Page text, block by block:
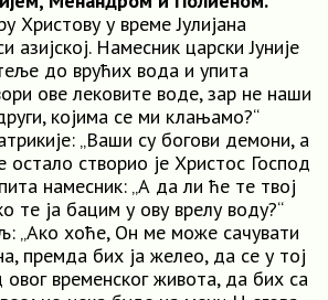
Христову у време Јулијана
азијској. Намесник царски Јуније
до врућих вода и упита
ове лековите воде, зар не наши
којима се ми клањамо?“
„Ваши су богови демони, а
остало створио је Христос Господ
намесник: „А да ли ће те твој
те ја бацим у ову врелу воду?“
„Ако хоће, Он ме може сачувати
премда бих ја желео, да се у тој
временског живота, да бих са